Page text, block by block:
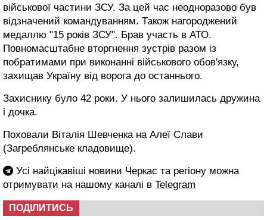
військової частини ЗСУ. За цей час неодноразово був
відзначений командуванням. Також нагороджений
медаллю "15 років ЗСУ". Брав участь в АТО.
Повномасштабне вторгнення зустрів разом із
побратимами при виконанні військового обов'язку,
захищав Україну від ворога до останнього.
Захиснику було 42 роки. У нього залишилась дружина
і дочка.
Поховали Віталія Шевченка на Алеї Слави
(Загреблянське кладовище).
Усі найцікавіші новини Черкас та регіону можна
отримувати на нашому каналі в Telegram
ПОДІЛИТИСЬ